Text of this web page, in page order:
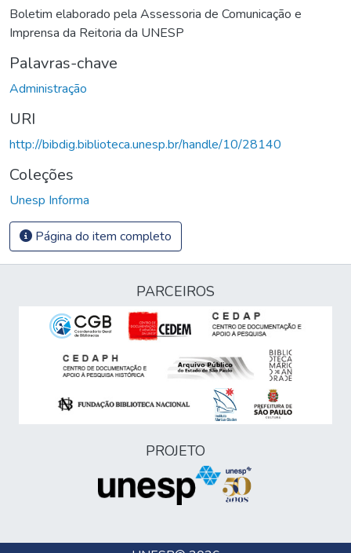
Boletim elaborado pela Assessoria de Comunicação e
Imprensa da Reitoria da UNESP
Palavras-chave
Administração
URI
http://bibdig.biblioteca.unesp.br/handle/10/28140
Coleções
Unesp Informa
Página do item completo
PARCEIROS
PROJETO